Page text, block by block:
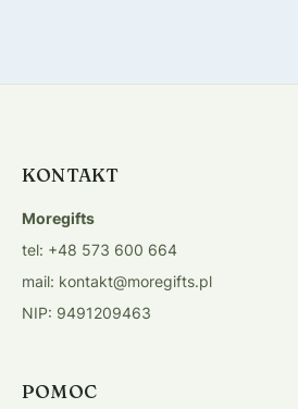
KONTAKT
Moregifts
tel: +48 573 600 664
mail: kontakt@moregifts.pl
NIP: 9491209463
POMOC